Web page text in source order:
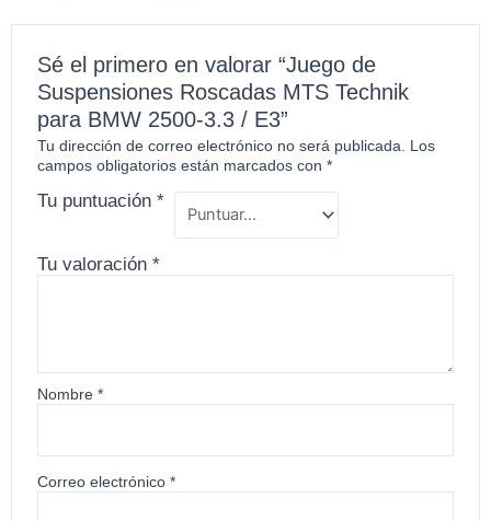
Sé el primero en valorar “Juego de
Suspensiones Roscadas MTS Technik
para BMW 2500-3.3 / E3”
Tu dirección de correo electrónico no será publicada.
Los
campos obligatorios están marcados con*
Tu puntuación*
Tu valoración*
Nombre*
Correo electrónico*